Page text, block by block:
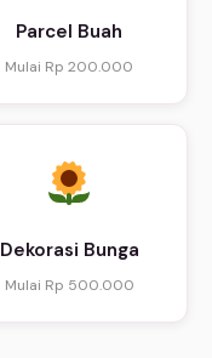
Parcel Buah
Mulai Rp 200.000
Dekorasi Bunga
Mulai Rp 500.000